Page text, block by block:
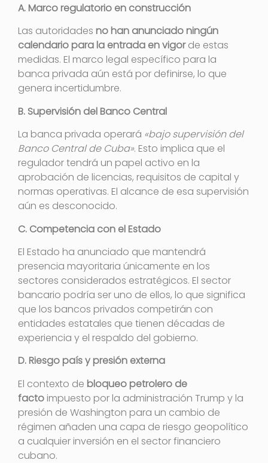
A. Marco regulatorio en construcción
Las autoridades no han anunciado ningún
calendario para la entrada en vigorde estas
medidas. El marco legal específico para la
banca privada aún está por definirse, lo que
genera incertidumbre.
B. Supervisión del Banco Central
La banca privada operará «bajo supervisión del
Banco Central de Cuba». Esto implica que el
regulador tendrá un papel activo en la
aprobación de licencias, requisitos de capital y
normas operativas. El alcance de esa supervisión
aún es desconocido.
C. Competencia con el Estado
El Estado ha anunciado que mantendrá
presencia mayoritaria únicamente en los
sectores considerados estratégicos. El sector
bancario podría ser uno de ellos, lo que significa
que los bancos privados competirán con
entidades estatales que tienen décadas de
experiencia y el respaldo del gobierno.
D. Riesgo país y presión externa
El contexto de bloqueo petrolero de
facto impuesto por la administración Trump y la
presión de Washington para un cambio de
régimen añaden una capa de riesgo geopolítico
a cualquier inversión en el sector financiero
cubano.